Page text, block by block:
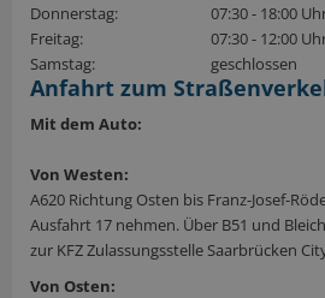
Donnerstag:
07:30 - 18:00
Freitag:
07:30 - 12:00
Samstag:
geschlossen
Anfahrt zum
Mit dem Auto:
Von Westen:
A620 Richtung Osten bis Franz-Josef-
Ausfahrt 17 nehmen. Über B51 und
zur KFZ Zulassungsstelle Saarbrücken
Von Osten: